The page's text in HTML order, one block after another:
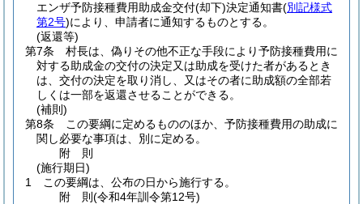
エンザ予防接種費用助成金交付(却下)決定通知書(別記様式
第2号)により、申請者に通知するものとする。
(返還等)
第7条
村長は、偽りその他不正な手段により予防接種費用に
対する助成金の交付の決定又は助成を受けた者があるとき
は、交付の決定を取り消し、又はその者に助成額の全部若
しくは一部を返還させることができる。
(補則)
第8条
この要綱に定めるもののほか、予防接種費用の助成に
関し必要な事項は、別に定める。
附 則
(施行期日)
1
この要綱は、公布の日から施行する。
附 則(令和4年訓令第12号)